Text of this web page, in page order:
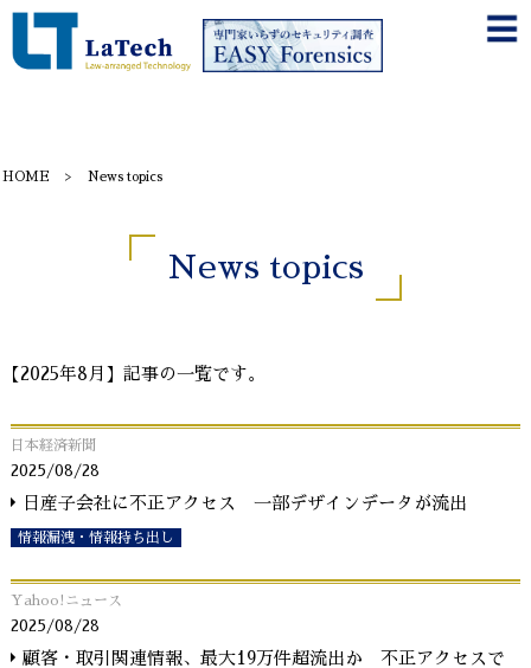
HOME News topics
News topics
【2025年8月】記事の一覧です。
日本経済新聞
2025/08/28
日産子会社に不正アクセス 一部デザインデータが流出
情報漏洩・情報持ち出し
Yahoo!ニュース
2025/08/28
顧客・取引関連情報、最大19万件超流出か 不正アクセスで